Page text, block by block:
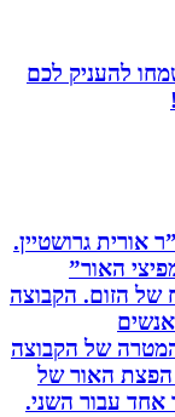
לכם
גרושטיין.
הקבוצה
של הקבוצה
האור של
עבור השני.